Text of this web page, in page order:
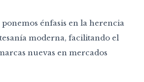
ponemos énfasis en la herencia
moderna, facilitando el
nuevas en mercados